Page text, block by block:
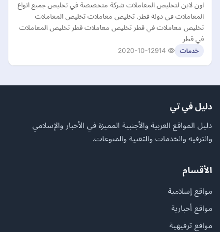
اون لاين لتخليص المعاملات شركة متخصصة في تخليص جميع انواع
المعاملات في دولة قطر. تخليص معاملات تخليص المعاملات
تخليص معاملات في قطر تخليص معاملات قطر تخليص المعاملات
في قطر
خدمات 2020-10-12
دليل في تي
دليل المواقع العربية والأجنبية المميزة في الأخبار والإسلامي
والترفيه والخدمات والتقنية والمنوعات.
الأقسام
مواقع إسلامية
مواقع أخبارية
مواقع ترفيهية